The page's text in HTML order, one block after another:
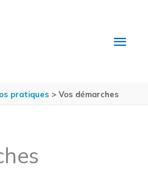
pratiques Vos démarches